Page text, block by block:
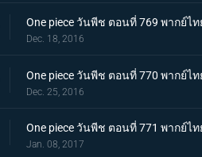
One piece วันพีช ตอนที่ 769 พากย์
Dec. 18, 2016
One piece วันพีช ตอนที่ 770 พากย์
Dec. 25, 2016
One piece วันพีช ตอนที่ 771 พากย์
Jan. 08, 2017